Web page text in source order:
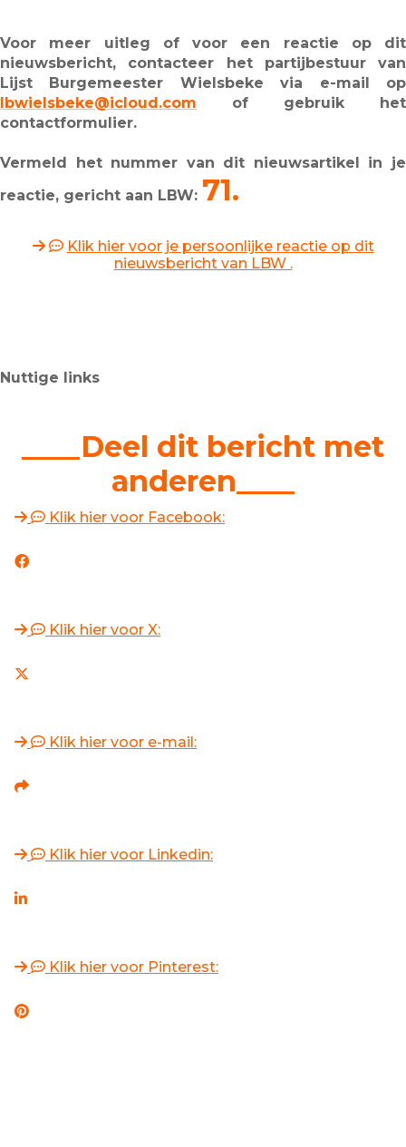
Voor meer uitleg of voor een reactie op dit
nieuwsbericht, contacteer het partijbestuur van
Lijst Burgemeester Wielsbeke via e-mail op
lbwielsbeke@icloud.com
of gebruik het
contactformulier.
Vermeld het nummer van dit nieuwsartikel in je
reactie, gericht aan LBW: 71.
Klik hier voor je persoonlijke reactie op dit
nieuwsbericht van LBW .
Nuttige links
____Deel dit bericht met
anderen____
Klik hier voor Facebook:
Klik hier voor X:
Klik hier voor e-mail:
Klik hier voor Linkedin:
Klik hier voor Pinterest: